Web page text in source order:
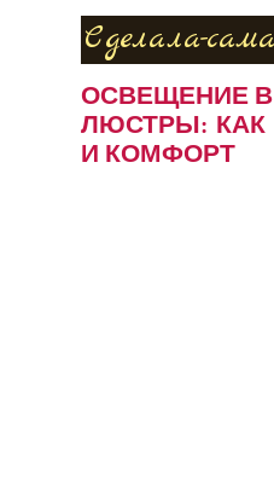
Сделала-
ОСВЕЩЕНИЕ
ЛЮСТРЫ: КАК
И КОМФОРТ